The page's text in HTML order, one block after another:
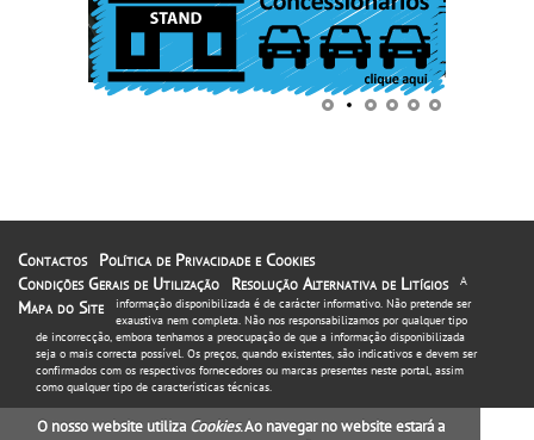
Contactos
Política de Privacidade e Cookies
Condições Gerais de Utilização
Resolução Alternativa de Litígios
Mapa do Site
A
informação disponibilizada é de carácter informativo. Não pretende ser
exaustiva nem completa. Não nos responsabilizamos por qualquer tipo
de incorrecção, embora tenhamos a preocupação de que a informação disponibilizada
seja o mais correcta possível. Os preços, quando existentes, são indicativos e devem ser
confirmados com os respectivos fornecedores ou marcas presentes neste portal, assim
como qualquer tipo de características técnicas.
O nosso website utiliza Cookies. Ao navegar no website estará a